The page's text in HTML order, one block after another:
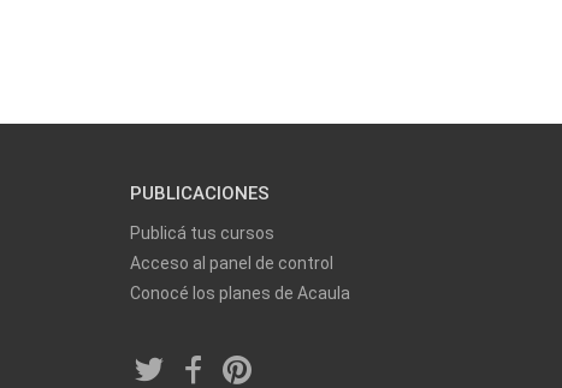
PUBLICACIONES
Publicá tus cursos
Acceso al panel de control
Conocé los planes de Acaula